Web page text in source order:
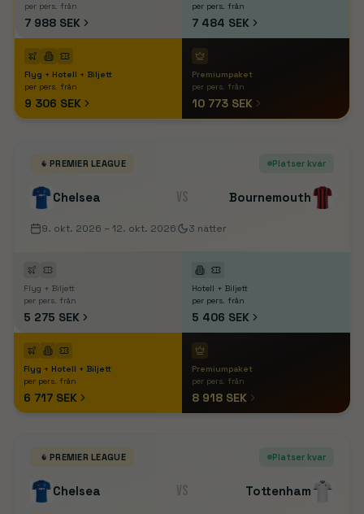
per pers. från
7 988 SEK
per pers. från
7 484 SEK
Flyg + Hotell + Biljett
per pers. från
9 306 SEK
Premiumpaket
per pers. från
10 773 SEK
PREMIER LEAGUE Platser kvar
Chelsea VS Bournemouth
9. okt. 2026 – 12. okt. 2026 3 nätter
Flyg + Biljett
per pers. från
5 275 SEK
Hotell + Biljett
per pers. från
5 406 SEK
Flyg + Hotell + Biljett
per pers. från
6 717 SEK
Premiumpaket
per pers. från
8 918 SEK
PREMIER LEAGUE Platser kvar
Chelsea VS Tottenham